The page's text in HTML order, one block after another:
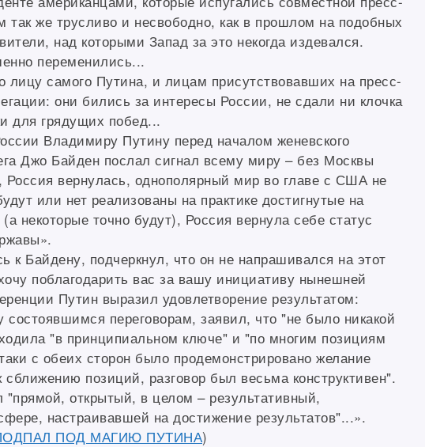
же трусливо и несвободно, как в прошлом на подобных
над которыми Запад за это некогда издевался.
переменились...
лицу самого Путина, и лицам присутствовавших на пресс-
они бились за интересы России, не сдали ни клочка
для грядущих побед...
Владимиру Путину перед началом женевского
Джо Байден послал сигнал всему миру – без Москвы
вернулась, однополярный мир во главе с США не
или нет реализованы на практике достигнутые на
некоторые точно будут), Россия вернула себе статус
Байдену, подчеркнул, что он не напрашивался на этот
поблагодарить вас за вашу инициативу нынешней
Путин выразил удовлетворение результатом:
состоявшимся переговорам, заявил, что "не было никакой
"в принципиальном ключе" и "по многим позициям
с обеих сторон было продемонстрировано желание
сближению позиций, разговор был весьма конструктивен".
"прямой, открытый, в целом – результативный,
настраивавшей на достижение результатов"...».
ПОД МАГИЮ ПУТИНА)